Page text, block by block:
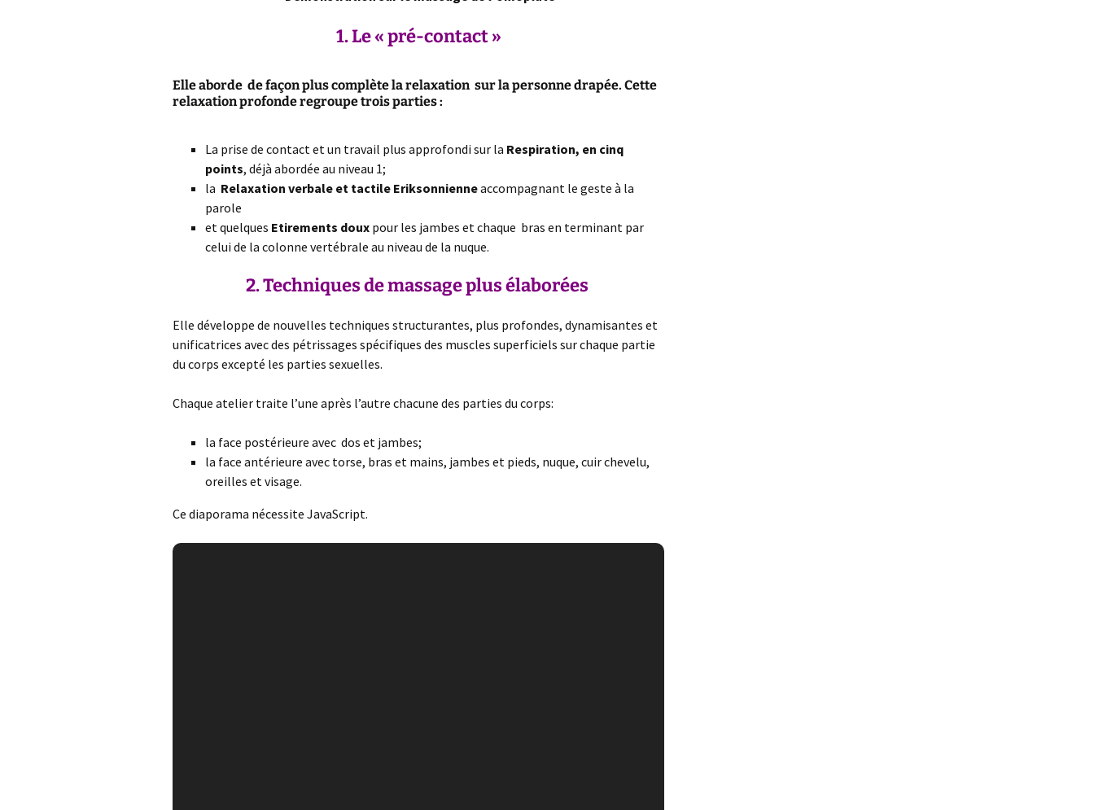
1. Le « pré-contact »
Elle aborde de façon plus complète la relaxation sur la personne drapée. Cette
relaxation profonde regroupe trois parties :
La prise de contact et un travail plus approfondi sur la Respiration, en cinq
points, déjà abordée au niveau 1;
la Relaxation verbale et tactile Eriksonnienneaccompagnant le geste à la
parole
et quelques Etirements doux pour les jambes et chaque bras en terminant par
celui de la colonne vertébrale au niveau de la nuque.
2. Techniquesde massageplus élaborées
Elle développe de nouvelles techniques structurantes, plus profondes, dynamisantes et
unificatrices avec des pétrissages spécifiques des muscles superficiels sur chaque partie
du corps excepté les parties sexuelles.
Chaque atelier traite l’une après l’autre chacune des parties du corps:
la face postérieure avec dos et jambes;
la face antérieure avec torse, bras et mains, jambes et pieds, nuque, cuir chevelu,
oreilles et visage.
Ce diaporama nécessite JavaScript.